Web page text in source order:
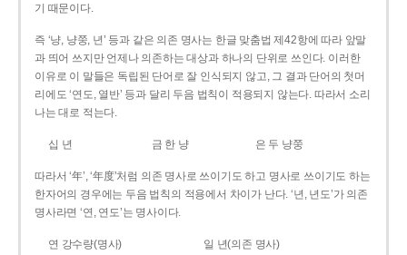
기 때문이다.
즉 ‘냥, 냥쭝, 년’ 등과 같은 의존 명사는 한글 맞춤법 제42항에 따라 앞말
과 띄어 쓰지만 언제나 의존하는 대상과 하나의 단위로 쓰인다. 이러한
이유로 이 말들은 독립된 단어로 잘 인식되지 않고, 그 결과 단어의 첫머
리에도 ‘연도, 열반’ 등과 달리 두음 법칙이 적용되지 않는다. 따라서 소리
나는 대로 적는다.
십 년 금 한 냥 은 두 냥쭝
따라서 ‘年’, ‘年度’처럼 의존 명사로 쓰이기도 하고 명사로 쓰이기도 하는
한자어의 경우에는 두음 법칙의 적용에서 차이가 난다. ‘년, 년도’가 의존
명사라면 ‘연, 연도’는 명사이다.
연 강수량(명사)
일 년(의존 명사)